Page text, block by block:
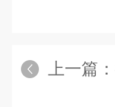
上一篇：